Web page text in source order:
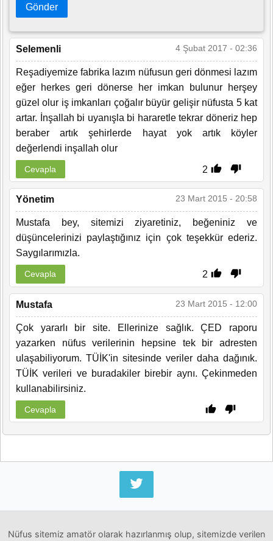
Gönder
Selemenli 4 Şubat 2017 - 02:36
Reşadiyemize fabrika lazım nüfusun geri dönmesi lazım
eğer herkes geri dönerse her imkan bulunur herşey
güzel olur iş imkanları çoğalır büyür gelişir nüfusta 5 kat
artar. İnşallah bi uyanışla bi hararetle tekrar döneriz hep
beraber artık şehirlerde hayat yok artık köyler
değerlendi inşallah olur
2
Cevapla
Yönetim 23 Mart 2015 - 20:58
Mustafa bey, sitemizi ziyaretiniz, beğeniniz ve
düşüncelerinizi paylaştığınız için çok teşekkür ederiz.
Saygılarımızla.
2
Cevapla
Mustafa 23 Mart 2015 - 12:00
Çok yararlı bir site. Ellerinize sağlık. ÇED raporu
yazarken nüfus verilerinin hepsine tek bir adresten
ulaşabiliyorum. TÜİK'in sitesinde veriler daha dağınık.
TÜİK verileri ve buradakiler birebir aynı. Çekinmeden
kullanabilirsiniz.
Cevapla
Nüfus sitemiz amatör olarak hazırlanmış olup, sitemizde verilen